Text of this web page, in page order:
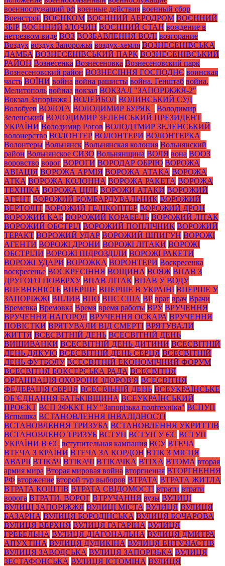
военнослужащий рф военные действия военный сбор
Военстрой ВОЄНКОМ ВОЄННИЙ АЕРОДРОМ ВОЄННИЙ
ЗБІР ВОЄННИЙ ЗЛОЧИН ВОЄННИЙ СТАН вождение в
нетрезвом виде ВОЗ ВОЗБАВЛЕННЯ ВОЛІ возгорание
Воздух воздух Запорожья воздух-хемля ВОЗНЕСЕНІВСЬКА
ДАМБА ВОЗНЕСЕНІВСЬКИЙ ПАРК ВОЗНЕСЕНІВСЬКИЙ
РАЙОН Вознесенка Вознесеновка Вознесеновский парк
Вознесеновский район ВОЗНЕСІННЯ ГОСПОДНЄ воинская
часть ВОЇНИ война война рашисты война. Генштаб война.
Мелитополь войнаа вокзал ВОКЗАЛ "ЗАПОРІЖЖЯ-2"
Вокзал Запоріжжя І ВОЛЕЙБОЛ ВОЛИНСЬКИЙ СУД
Волобуев ВОЛОГА ВОЛОДИМИР БУРЯК_
Володимир
Зеленський ВОЛОДИМИР ЗЕЛЕНСЬКИЙ ПРЕЗИДЕНТ
УКРАЇНИ Володимир Рогов ВОЛОДТМИР ЗЕЛЕНСЬКИЙ
волонерство ВОЛОНТЕР ВОЛОНТЕРИ ВОЛОНТЕРКА
Волонтеры Вольнянск Вольнянская колония Вольнянский
район Вольнянское СИЗО Вольнянщина ВОЛЯ вона ВООЗ
воровство ворог ВОРОГИ ВОРОДАР ОБРІЮ ВОРОЖА
АВІАЦІЯ ВОРОЖА АРМІЯ ВОРОЖА АТАКА ВОРОЖА
АТКА ВОРОЖА КОЛОННА ВОРОЖА РАКЕТА ВОРОЖА
ТЕХНІКА ВОРОЖА ЦІЛЬ ВОРОЖИ АТАКИ ВОРОЖИЙ
АГЕНТ ВОРОЖИЙ БОМБАРДУВАЛЬНИК ВОРОЖИЙ
ВЕРТОЛІТ ВОРОЖИЙ ГЕЛІКОПТЕР ВОРОЖИЙ ДРОН
ВОРОЖИЙ КАБ ВОРОЖИЙ КОРАБЕЛЬ ВОРОЖИЙ ЛІТАК
ВОРОЖИЙ ОБСТРІЛ ВОРОЖИЙ ПОПЛІЧНИК ВОРОЖИЙ
ТЕРАКТ ВОРОЖИЙ УДАР ВОРОЖИЙ ШПИГУН ВОРОЖІ
АГЕНТИ ВОРОЖІ ДРОНИ ВОРОЖІ ЛІТАКИ ВОРОЖІ
ОБСТРІЛИ ВОРОЖІ ПІДРОЗДІЛИ ВОРОЖІ РАКЕТИ
ВОРОЖІ УДАРИ ВОРОЖКА ВОРОНТЕРИ Воскресенка
воскресенье ВОСКРЕСІННЯ ВОЩИНА ВОЯЖ ВПАВ З
ДРУГОГО ПОВЕРХУ ВПАВ ЛІТАК ВПАВ У ВОДУ
ВПЕВНЕНІСТЬ ВПЕРШЕ ВПЕРШЕ В УКРАЇНІ ВПЕРШЕ У
ЗАПОРІЖЖІ ВПЛИВ ВПО ВПС США ВР враг врач Врачи
Времевка Времовка Время время работы ВРУ ВРУЧЕННЯ
ВРУЧЕННЯ НАГОРОД ВРУЧЕННЯ ОСКАРА ВРУЧЕННЯ
ПОВІСТКИ ВРЯТУВАЛИ ВІД СМЕРТІ ВРЯТУВАЛИ
ЖИТТЯ ВСЕСВІТНІЙ ДЕНЬ ВСЕСВІТНІЙ ДЕНЬ
ВИШИВАНКИ ВСЕСВІТНІЙ ДЕНЬ ДИТИНИ ВСЕСВІТНІЙ
ДЕНЬ ДЯКУЮ ВСЕСВІТНІЙ ДЕНЬ СЕРЦЯ ВСЕСВІТНІЙ
ДЕНЬ ФУТБОЛУ ВСЕСВІТНІЙ ЕКОНОМІЧНИЙ ФОРУМ
ВСЕСВІТНЯ БОКСЕРСЬКА РАДА ВСЕСВІТНЯ
ОРГАНІЗАЦІЯ ОХОРОНИ ЗДОРОВ'Я ВСЕСВІТНЯ
ФЕДЕРАЦІЯ СЕРЦЯ ВСЕСВІЬНІЙ ДЕНЬ ВСЕУКРАЇНСЬКЕ
ОБ’ЄДНАННЯ БАТЬКІВЩИНА ВСЕУКРАЇНСЬКИЙ
ПРОЄКТ ВСП ЗФККТ НУ "Запорізька політехніка" ВСПУП
Вспышка ВСТАНОВЛЕННЯ ІНВАЛІДНОСТІ
ВСТАНОВЛЕННЯ ТРИЗУБА ВСТАНОВЛЕННЯ УКРИТТІВ
ВСТАНОВЛЕНО ТРИЗУБ ВСТУП ВСТУП У ЄС ВСТУП
УКРАЇНИ В ЄС вступительная кампания ВСУ ВТЕЧА
ВТЕЧА З КРАЇНИ ВТЕЧА ЗА КОРДОН ВТІК З МІСЦЯ
АВАРІЇ ВТІКАЧ ВТІКАЧІ ВТІКАЧКА ВТІХА ВТОМА вторая
армия мира Вторая мировая война вторгнення ВТОРГНЕННЯ
РФ вторжение второй тур выборов ВТРАТА ВТРАТА ЖИТЛА
ВТРАТА КОШТІВ ВТРАТА СВІДОМОСТІ втрати втрати
ворога ВТРАТИ. ВОРОГ ВТРУЧАННЯ вузы ВУЛИЦІ
ВУЛИЦІ ЗАПОРІЖЖЯ ВУЛИЦІ МІСТА ВУЛИЦЯ ВУЛИЦЯ
БАЗАРНА ВУЛИЦЯ БОРОДІНСЬКА ВУЛИЦЯ БОЧАРОВА
ВУЛИЦЯ ВЕРХНЯ ВУЛИЦЯ ГАГАРІНА ВУЛИЦЯ
ГРЕБЕЛЬНА ВУЛИЦЯ ДІАГОНАЛЬНА ВУЛИЦЯ ДМИТРА
АПУХТІНА ВУЛИЦЯ ДУДИКІНА ВУЛИЦЯ ЕНТУЗІАСТІВ
ВУЛИЦЯ ЗАВОДСЬКА ВУЛИЦЯ ЗАПОРІЗЬКА ВУЛИЦЯ
ЗЕСТАФОНСЬКА ВУЛИЦЯ ІСТОМІНА ВУЛИЦЯ